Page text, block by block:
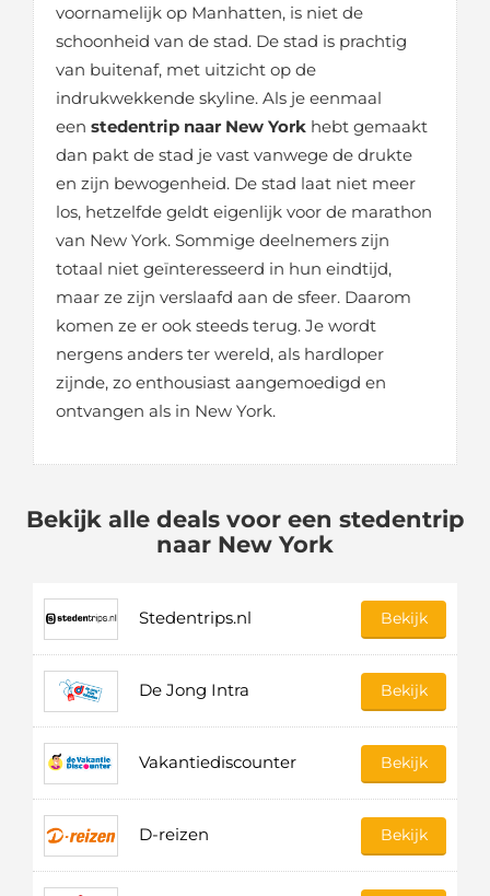
voornamelijk op Manhatten, is niet de
schoonheid van de stad. De stad is prachtig
van buitenaf, met uitzicht op de
indrukwekkende skyline. Als je eenmaal
een stedentrip naar New York hebt gemaakt
dan pakt de stad je vast vanwege de drukte
en zijn bewogenheid. De stad laat niet meer
los, hetzelfde geldt eigenlijk voor de marathon
van New York. Sommige deelnemers zijn
totaal niet geïnteresseerd in hun eindtijd,
maar ze zijn verslaafd aan de sfeer. Daarom
komen ze er ook steeds terug. Je wordt
nergens anders ter wereld, als hardloper
zijnde, zo enthousiast aangemoedigd en
ontvangen als in New York.
Bekijk alle deals voor een stedentrip
naar New York
Stedentrips.nl Bekijk
De Jong Intra Bekijk
Vakantiediscounter Bekijk
D-reizen Bekijk